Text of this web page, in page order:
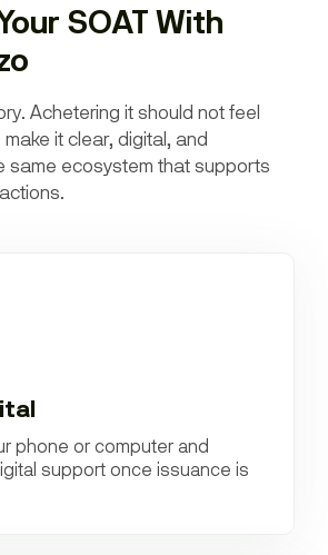
SOAT With
Achetering it should not feel
it clear, digital, and
same ecosystem that supports
phone or computer and
support once issuance is